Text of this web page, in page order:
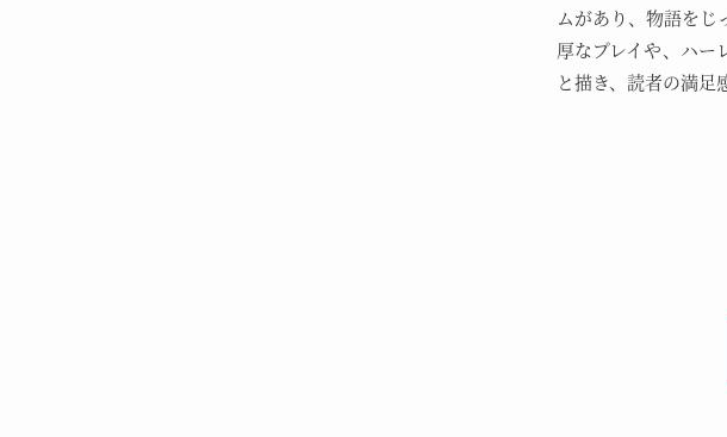
ムがあり、物語をじ
厚なプレイや、ハー
と描き、読者の満足